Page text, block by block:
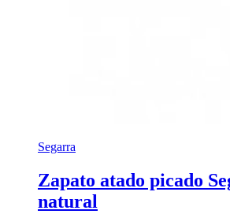
Segarra
Zapato atado picado
natural